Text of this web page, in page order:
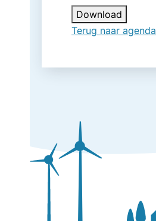
Download
Terug naar agenda